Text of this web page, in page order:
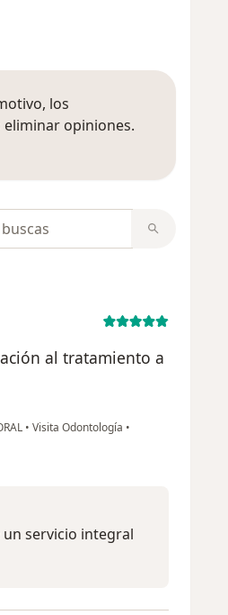
los
opiniones.
al tratamiento a
• Visita Odontología •
servicio integral